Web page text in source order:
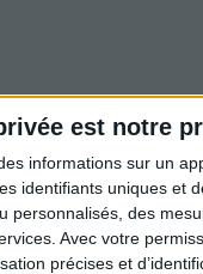
est notre
informations sur un
identifiants uniques et
personnalisés, des
Avec votre
précises et
les mêmes